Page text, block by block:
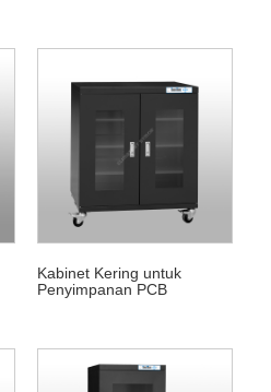
Kabinet Kering untuk
Penyimpanan PCB